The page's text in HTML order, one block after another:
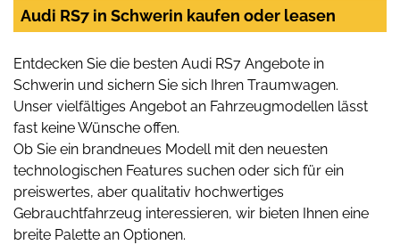
Audi RS7 in Schwerin kaufen oder leasen
Entdecken Sie die besten Audi RS7 Angebote in
Schwerin und sichern Sie sich Ihren Traumwagen.
Unser vielfältiges Angebot an Fahrzeugmodellen lässt
fast keine Wünsche offen.
Ob Sie ein brandneues Modell mit den neuesten
technologischen Features suchen oder sich für ein
preiswertes, aber qualitativ hochwertiges
Gebrauchtfahrzeug interessieren, wir bieten Ihnen eine
breite Palette an Optionen.